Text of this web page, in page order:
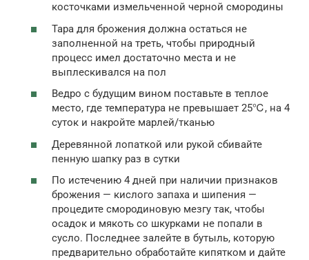
косточками измельченной черной смородины
Тара для брожения должна остаться не
заполненной на треть, чтобы природный
процесс имел достаточно места и не
выплескивался на пол
Ведро с будущим вином поставьте в теплое
место, где температура не превышает 25℃, на 4
суток и накройте марлей/тканью
Деревянной лопаткой или рукой сбивайте
пенную шапку раз в сутки
По истечению 4 дней при наличии признаков
брожения — кислого запаха и шипения —
процедите смородиновую мезгу так, чтобы
осадок и мякоть со шкурками не попали в
сусло. Последнее залейте в бутыль, которую
предварительно обработайте кипятком и дайте